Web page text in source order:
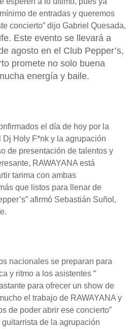
de entradas y queremos
concierto” dijo Gabriel Quesada,
Este evento se llevará a
agosto en el Club Pepper’s,
promete no solo buena
energía y baile.
el día de hoy por la
Dj Holy F*nk y la agrupación
de presentación de talentos y
RAWAYANA está
tarima con ambas
que listos para llenar de
afirmó Sebastián Suñol,
nacionales se preparan para
y ritmo a los asistentes “
para ofrecer un show de
el trabajo de RAWAYANA y
de poder abrir ese concierto”
de la agrupación